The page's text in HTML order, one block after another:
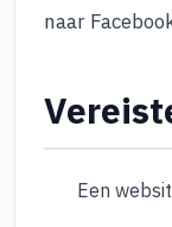
naar
Een